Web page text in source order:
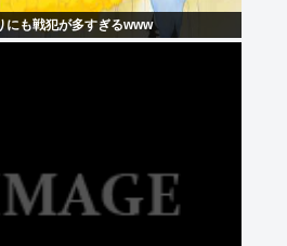
にも戦犯が多すぎるwww